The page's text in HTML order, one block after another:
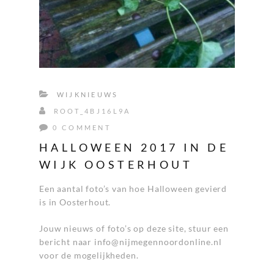
WIJKNIEUWS
ROOT_4BJ16L9A
0 COMMENT
HALLOWEEN 2017 IN DE
WIJK OOSTERHOUT
Een aantal foto’s van hoe Halloween gevierd
is in Oosterhout.
Jouw nieuws of foto’s op deze site, stuur een
bericht naar info@nijmegennoordonline.nl
voor de mogelijkheden.